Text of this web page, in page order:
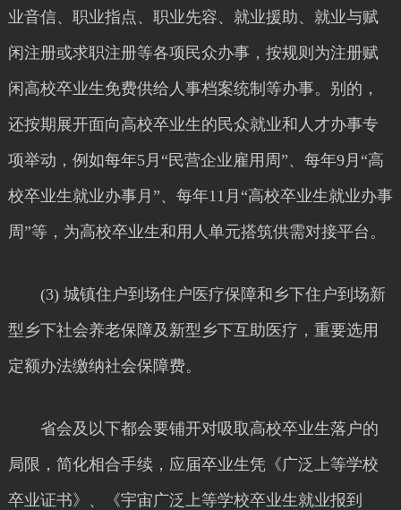
业音信、职业指点、职业先容、就业援助、就业与赋
闲注册或求职注册等各项民众办事，按规则为注册赋
闲高校卒业生免费供给人事档案统制等办事。别的，
还按期展开面向高校卒业生的民众就业和人才办事专
项举动，例如每年5月“民营企业雇用周”、每年9月“高
校卒业生就业办事月”、每年11月“高校卒业生就业办事
周”等，为高校卒业生和用人单元搭筑供需对接平台。
(3) 城镇住户到场住户医疗保障和乡下住户到场新
型乡下社会养老保障及新型乡下互助医疗，重要选用
定额办法缴纳社会保障费。
省会及以下都会要铺开对吸取高校卒业生落户的
局限，简化相合手续，应届卒业生凭《广泛上等学校
卒业证书》、《宇宙广泛上等学校卒业生就业报到